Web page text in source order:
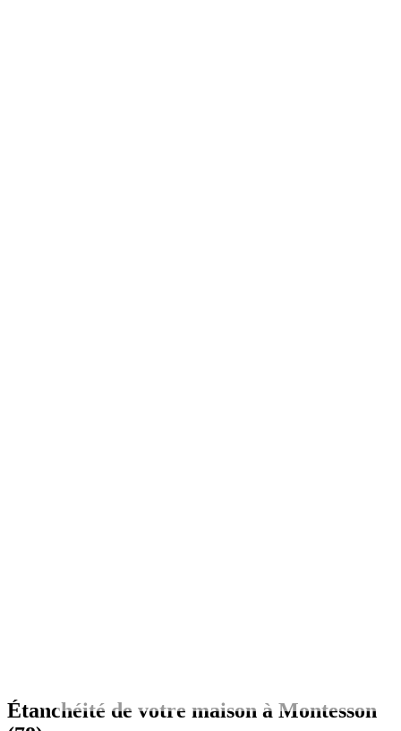
Étanchéité de votre maison à Montesson